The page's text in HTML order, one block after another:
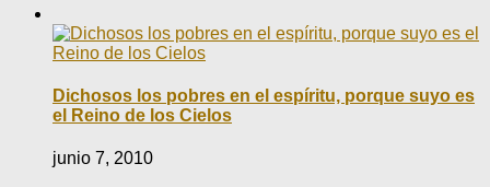
Dichosos los pobres en el espíritu, porque suyo es
el Reino de los Cielos
junio 7, 2010